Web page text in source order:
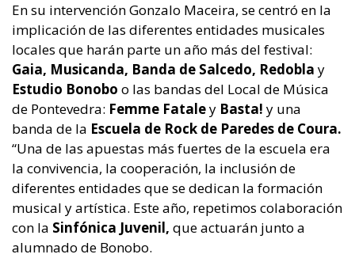
En su intervención Gonzalo Maceira, se centró en la
implicación de las diferentes entidades musicales
locales que harán parte un año más del festival:
Gaia, Musicanda, Banda de Salcedo, Redobla y
Estudio Bonobo o las bandas del Local de Música
de Pontevedra: Femme Fataley Basta! y una
banda de la Escuela de Rock de Paredes de Coura.
“Una de las apuestas más fuertes de la escuela era
la convivencia, la cooperación, la inclusión de
diferentes entidades que se dedican la formación
musical y artística. Este año, repetimos colaboración
con la Sinfónica Juvenil, que actuarán junto a
alumnado de Bonobo.